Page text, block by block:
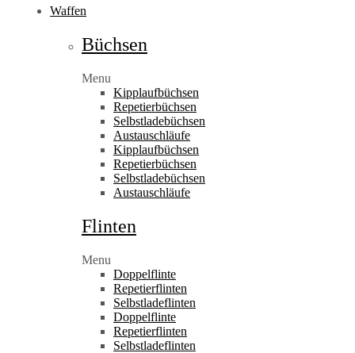
Waffen
Büchsen
Menu
Kipplaufbüchsen
Repetierbüchsen
Selbstladebüchsen
Austauschläufe
Kipplaufbüchsen
Repetierbüchsen
Selbstladebüchsen
Austauschläufe
Flinten
Menu
Doppelflinte
Repetierflinten
Selbstladeflinten
Doppelflinte
Repetierflinten
Selbstladeflinten